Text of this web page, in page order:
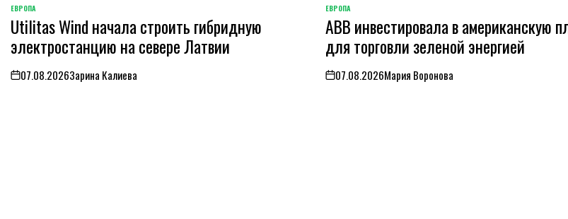
ОПУБЛИКОВАНО
В
ЕВРОПА
Utilitas Wind начала строить гибридную
электростанцию на севере Латвии
on07.08.2026Зарина Калиева
ОПУБЛИКОВАНО
В
ЕВРОПА
ABB инвестировала в американскую
для торговли зеленой энергией
on07.08.2026Мария Воронова